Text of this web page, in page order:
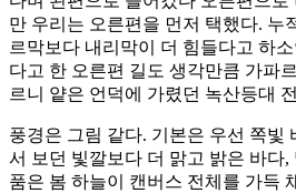
만 우리는 오른편을 먼저 택했다. 누
르막보다 내리막이 더 힘들다고 하
다고 한 오른편 길도 생각만큼 가파
르니 얕은 언덕에 가렸던 녹산등대
풍경은 그림 같다. 기본은 우선 쪽빛
서 보던 빛깔보다 더 맑고 밝은 바다
품은 봄 하늘이 캔버스 전체를 가득